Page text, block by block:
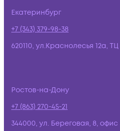
Екатеринбург
+7 (343) 379-98-38
620110, ул.Краснолесья 12а,
Ростов-на-Дону
+7 (863) 270-45-21
344000, ул. Береговая, 8, офис